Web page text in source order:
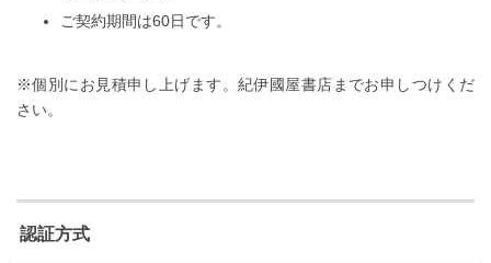
ご契約期間は60日です。
※個別にお見積申し上げます。紀伊國屋書店までお申しつけくだ
さい。
認証方式